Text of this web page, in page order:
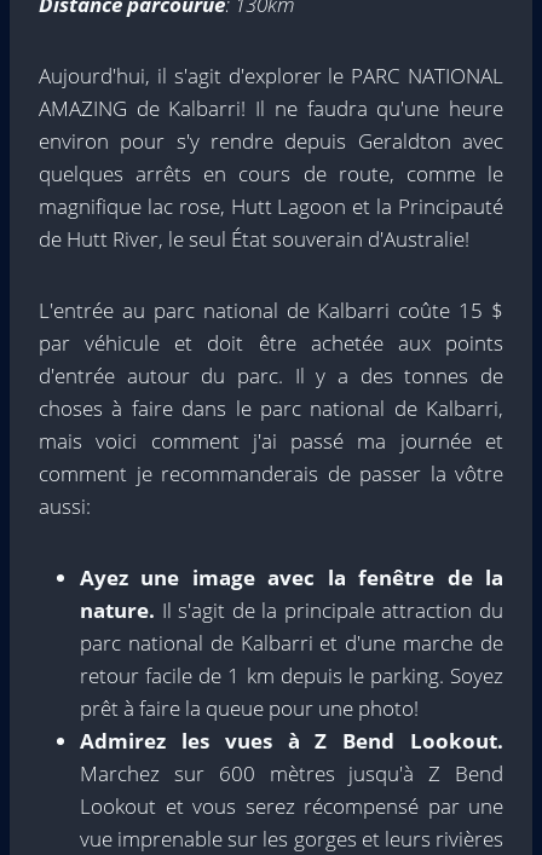
Aujourd'hui, il s'agit d'explorer le PARC NATIONAL
AMAZING de Kalbarri! Il ne faudra qu'une heure
environ pour s'y rendre depuis Geraldton avec
quelques arrêts en cours de route, comme le
magnifique lac rose, Hutt Lagoon et la Principauté
de Hutt River, le seul État souverain d'Australie!
L'entrée au parc national de Kalbarri coûte 15 $
par véhicule et doit être achetée aux points
d'entrée autour du parc. Il y a des tonnes de
choses à faire dans le parc national de Kalbarri,
mais voici comment j'ai passé ma journée et
comment je recommanderais de passer la vôtre
aussi:
Ayez une image avec la fenêtre de la
nature. Il s'agit de la principale attraction du
parc national de Kalbarri et d'une marche de
retour facile de 1 km depuis le parking. Soyez
prêt à faire la queue pour une photo!
Admirez les vues à Z Bend Lookout.
Marchez sur 600 mètres jusqu'à Z Bend
Lookout et vous serez récompensé par une
vue imprenable sur les gorges et leurs rivières